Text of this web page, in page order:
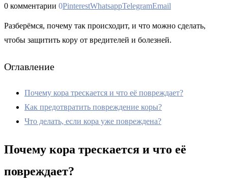
0 комментарии 0PinterestWhatsappTelegramEmail
Разберёмся, почему так происходит, и что можно сделать,
чтобы защитить кору от вредителей и болезней.
Оглавление
Почему кора трескается и что её повреждает?
Как предотвратить повреждение коры?
Что делать, если кора уже повреждена?
Почему кора трескается и что её
повреждает?